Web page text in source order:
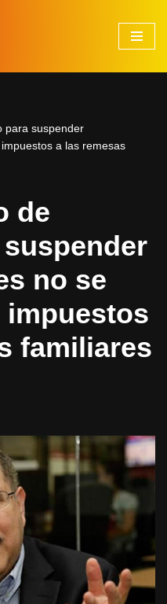
para suspender
a las remesas
de
no se
impuestos
familiares